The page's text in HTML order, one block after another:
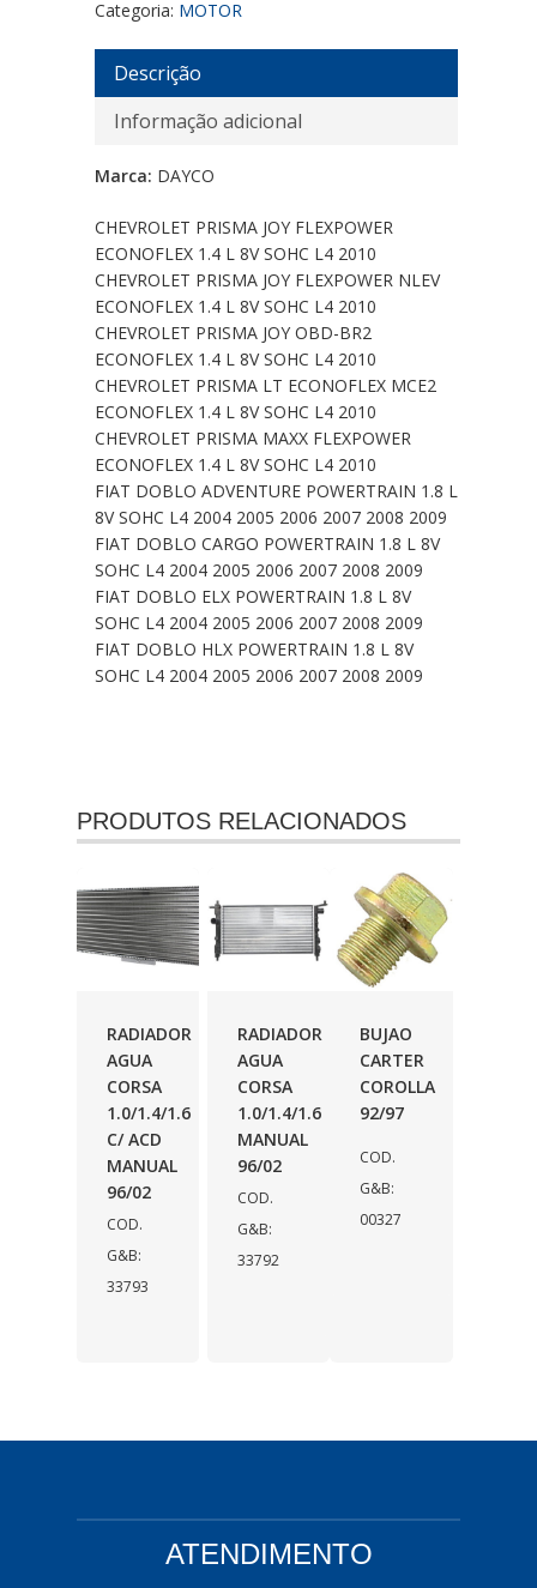
Categoria: MOTOR
Descrição
Informação adicional
Marca: DAYCO
CHEVROLET PRISMA JOY FLEXPOWER
ECONOFLEX 1.4 L 8V SOHC L4 2010
CHEVROLET PRISMA JOY FLEXPOWER NLEV
ECONOFLEX 1.4 L 8V SOHC L4 2010
CHEVROLET PRISMA JOY OBD-BR2
ECONOFLEX 1.4 L 8V SOHC L4 2010
CHEVROLET PRISMA LT ECONOFLEX MCE2
ECONOFLEX 1.4 L 8V SOHC L4 2010
CHEVROLET PRISMA MAXX FLEXPOWER
ECONOFLEX 1.4 L 8V SOHC L4 2010
FIAT DOBLO ADVENTURE POWERTRAIN 1.8 L
8V SOHC L4 2004 2005 2006 2007 2008 2009
FIAT DOBLO CARGO POWERTRAIN 1.8 L 8V
SOHC L4 2004 2005 2006 2007 2008 2009
FIAT DOBLO ELX POWERTRAIN 1.8 L 8V
SOHC L4 2004 2005 2006 2007 2008 2009
FIAT DOBLO HLX POWERTRAIN 1.8 L 8V
SOHC L4 2004 2005 2006 2007 2008 2009
PRODUTOS RELACIONADOS
RADIADOR
AGUA
CORSA
1.0/1.4/1.6
C/ ACD
MANUAL
96/02
COD.
G&B:
33793
RADIADOR
AGUA
CORSA
1.0/1.4/1.6
MANUAL
96/02
COD.
G&B:
33792
BUJAO
CARTER
COROLLA
92/97
COD.
G&B:
00327
ATENDIMENTO